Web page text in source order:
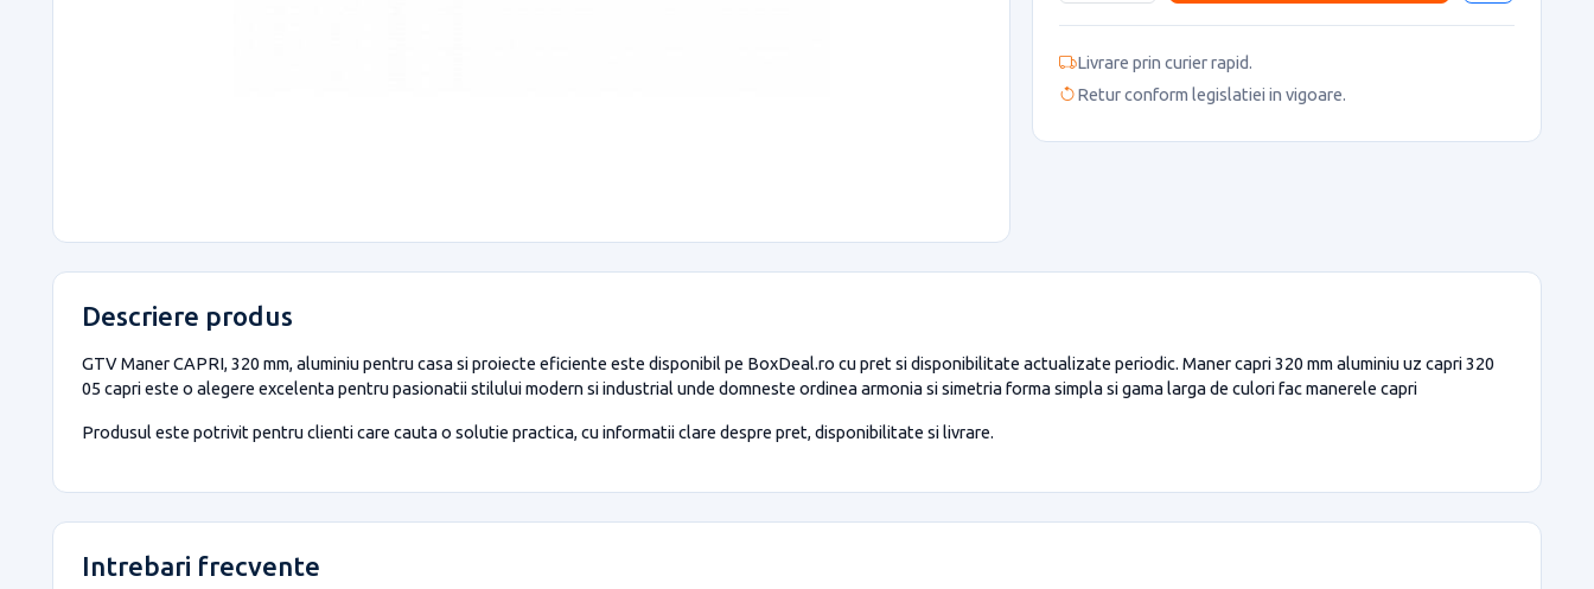
Livrare prin curier rapid.
Retur conform legislatiei in vigoare.
Descriere produs
GTV Maner CAPRI, 320 mm, aluminiu pentru casa si proiecte eficiente este disponibil pe BoxDeal.ro cu pret si disponibilitate actualizate periodic. Maner capri 320 mm aluminiu uz capri 320
05 capri este o alegere excelenta pentru pasionatii stilului modern si industrial unde domneste ordinea armonia si simetria forma simpla si gama larga de culori fac manerele capri
Produsul este potrivit pentru clienti care cauta o solutie practica, cu informatii clare despre pret, disponibilitate si livrare.
Intrebari frecvente